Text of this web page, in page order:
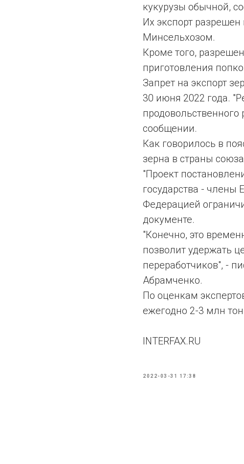
кукурузы обычной,
Их экспорт
Минсельхозом.
Кроме того,
приготовления
Запрет на экспорт
30 июня 2022 года.
сообщении.
Как говорилось в
зерна в страны
"Проект
государства -
Федерацией
документе.
"Конечно, это
позволит удержать
переработчиков", -
Абрамченко.
По оценкам
ежегодно 2-3 млн
INTERFAX.RU
2022-03-31 17:38